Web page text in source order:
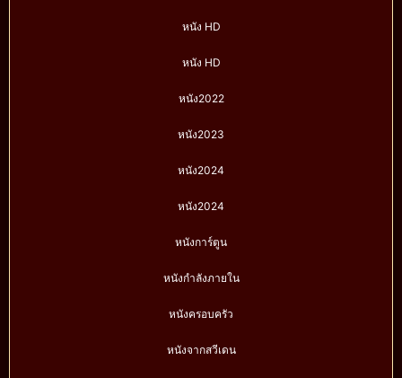
หนัง HD
หนัง HD
หนัง2022
หนัง2023
หนัง2024
หนัง2024
หนังการ์ตูน
หนังกำลังภายใน
หนังครอบครัว
หนังจากสวีเดน